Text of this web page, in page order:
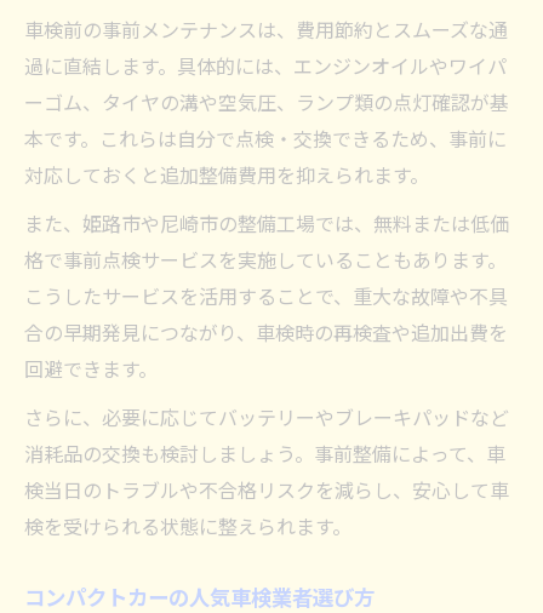
車検前の事前メンテナンスは、費用節約とスムーズな通
過に直結します。具体的には、エンジンオイルやワイパ
ーゴム、タイヤの溝や空気圧、ランプ類の点灯確認が基
本です。これらは自分で点検・交換できるため、事前に
対応しておくと追加整備費用を抑えられます。
また、姫路市や尼崎市の整備工場では、無料または低価
格で事前点検サービスを実施していることもあります。
こうしたサービスを活用することで、重大な故障や不具
合の早期発見につながり、車検時の再検査や追加出費を
回避できます。
さらに、必要に応じてバッテリーやブレーキパッドなど
消耗品の交換も検討しましょう。事前整備によって、車
検当日のトラブルや不合格リスクを減らし、安心して車
検を受けられる状態に整えられます。
コンパクトカーの人気車検業者選び方